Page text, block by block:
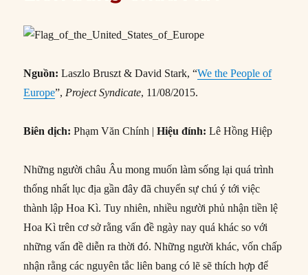
Nguồn: Laszlo Bruszt & David Stark, “We the People of
Europe”, Project Syndicate, 11/08/2015.
Biên dịch: Phạm Văn Chính |Hiệu đính: Lê Hồng Hiệp
Những người châu Âu mong muốn làm sống lại quá trình
thống nhất lục địa gần đây đã chuyển sự chú ý tới việc
thành lập Hoa Kì. Tuy nhiên, nhiều người phủ nhận tiền lệ
Hoa Kì trên cơ sở rằng vấn đề ngày nay quá khác so với
những vấn đề diễn ra thời đó. Những người khác, vốn chấp
nhận rằng các nguyên tắc liên bang có lẽ sẽ thích hợp để